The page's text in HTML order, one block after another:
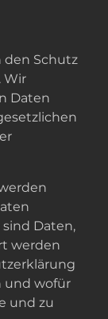
den Schutz
Wir
Daten
Daten,
werden
und wofür
und zu